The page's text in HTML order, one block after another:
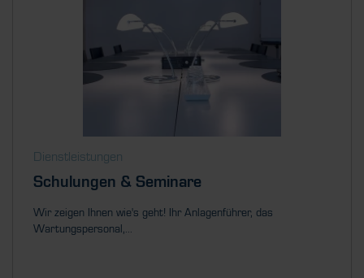
Dienstleistungen
Schulungen & Seminare
Wir zeigen Ihnen wie's geht! Ihr Anlagenführer, das
Wartungspersonal,...